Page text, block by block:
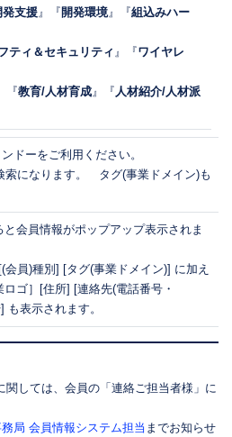
発支援』『 開発環境』『組込みハー
ティ＆セキュリティ 』『ワイヤレ
『教育/人材育成』『人材紹介/人材派
ドーをご利用ください。
索になります。 タグ(事業ドメイン)も
と会員情報がポップアップ表示されま
)種別] [タグ(事業ドメイン)] に加え
ゴ］[住所] [連絡先(電話番号・
] も表示されます。
しては、会員の「連絡ご担当者様」に
局 会員情報システム担当 までお知らせ